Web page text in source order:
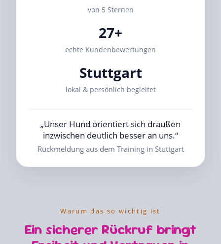
von 5 Sternen
27+
echte Kundenbewertungen
Stuttgart
lokal & persönlich begleitet
„Unser Hund orientiert sich draußen
inzwischen deutlich besser an uns.“
Rückmeldung aus dem Training in Stuttgart
Warum das so wichtig ist
Ein sicherer Rückruf bringt